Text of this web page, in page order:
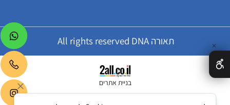
תאורה All rights reserved DNA
בניית אתרים
✕